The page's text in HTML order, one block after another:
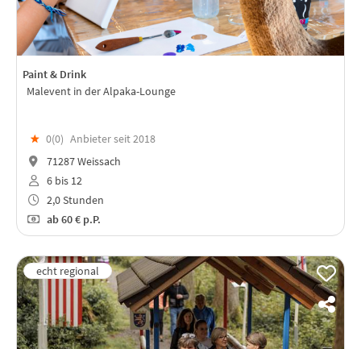
Paint & Drink
Malevent in der Alpaka-Lounge
★ 0(0) Anbieter seit 2018
71287 Weissach
6 bis 12
2,0 Stunden
ab60 € p.P.